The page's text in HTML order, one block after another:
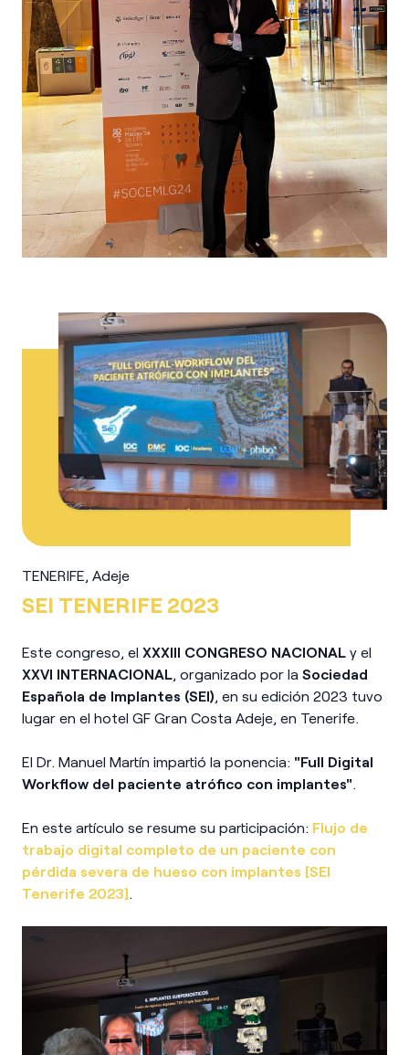
TENERIFE, Adeje
SEI TENERIFE 2023
Este congreso, el XXXIII CONGRESO NACIONAL y el
XXVI INTERNACIONAL, organizado por la Sociedad
Española de Implantes (SEI), en su edición 2023 tuvo
lugar en el hotel GF Gran Costa Adeje, en Tenerife.
El Dr. Manuel Martín impartió la ponencia: "Full Digital
Workflow del paciente atrófico con implantes".
En este artículo se resume su participación: Flujo de
trabajo digital completo de un paciente con
pérdida severa de hueso con implantes [SEI
Tenerife 2023].